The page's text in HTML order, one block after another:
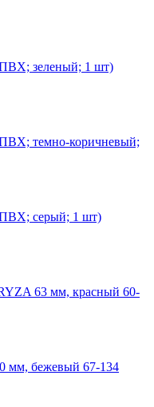
зеленый; 1 шт)
темно-коричневый;
серый; 1 шт)
63 мм, краcный 60-
мм, бежевый 67-134